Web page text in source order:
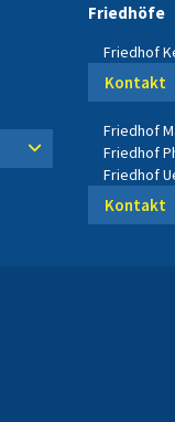
Friedhöfe
Friedhof
Kontakt
Friedhof
Friedhof
Friedhof
Kontakt